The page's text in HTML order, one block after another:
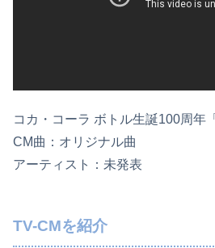
コカ・コーラ ボトル生誕100周年
CM曲：オリジナル曲
アーティスト：未発表
TV-CMを紹介